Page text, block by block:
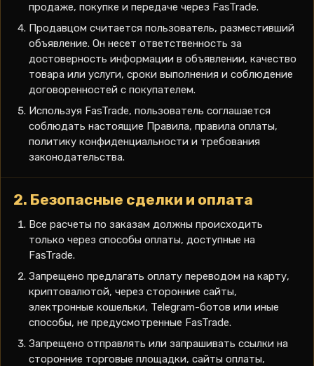
продаже, покупке и передаче через FasTrade.
Продавцом считается пользователь, разместивший
объявление. Он несет ответственность за
достоверность информации в объявлении, качество
товара или услуги, сроки выполнения и соблюдение
договоренностей с покупателем.
Используя FasTrade, пользователь соглашается
соблюдать настоящие Правила, правила оплаты,
политику конфиденциальности и требования
законодательства.
2. Безопасные сделки и оплата
Все расчеты по заказам должны происходить
только через способы оплаты, доступные на
FasTrade.
Запрещено предлагать оплату переводом на карту,
криптовалютой, через сторонние сайты,
электронные кошельки, Telegram-ботов или иные
способы, не предусмотренные FasTrade.
Запрещено отправлять или запрашивать ссылки на
сторонние торговые площадки, сайты оплаты,